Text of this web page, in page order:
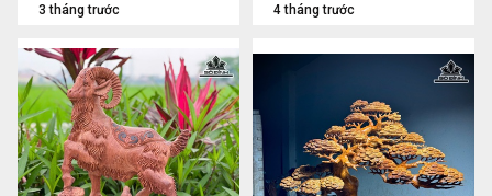
3 tháng trước 4 tháng trước